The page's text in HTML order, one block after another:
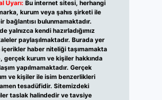
Uyarı: Bu internet sitesi, herhangi
kurum veya şahıs şirketi ile
bağlantısı bulunmamaktadır.
yalnızca kendi hazırladığımız
paylaşılmaktadır. Burada yer
içerikler haber niteliği taşımamakta
gerçek kurum ve kişiler hakkında
yapılmamaktadır. Gerçek
ve kişiler ile isim benzerlikleri
tesadüfidir. Sitemizdeki
taslak halindedir ve tavsiye